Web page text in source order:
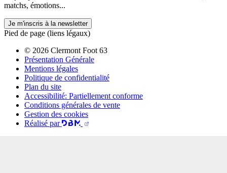
matchs, émotions...
Je m'inscris à la newsletter
Pied de page (liens légaux)
© 2026 Clermont Foot 63
Présentation Générale
Mentions légales
Politique de confidentialité
Plan du site
Accessibilité: Partiellement conforme
Conditions générales de vente
Gestion des cookies
Réalisé par